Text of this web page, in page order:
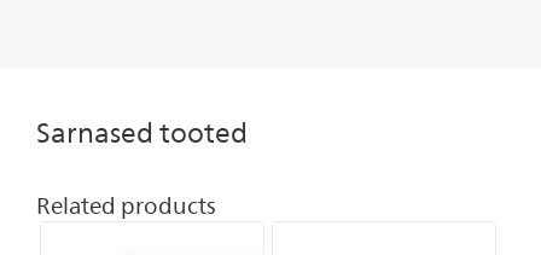
Sarnased tooted
Related products